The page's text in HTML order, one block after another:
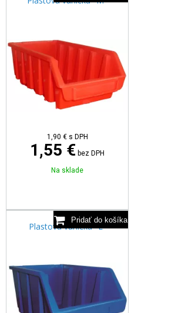
1,90 € s DPH
1,55 € bez DPH
Na sklade
Plastová vanička "L"